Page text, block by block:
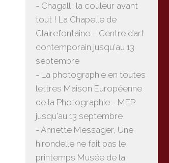
- Chagall : la couleur avant
tout ! La Chapelle de
Clairefontaine – Centre d’art
contemporain jusqu'au 13
septembre
- La photographie en toutes
lettres Maison Européenne
de la Photographie - MEP
jusqu'au 13 septembre
- Annette Messager, Une
hirondelle ne fait pas le
printemps Musée de la